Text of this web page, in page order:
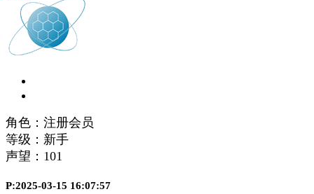
角色：注册会员
等级：新手
声望： 101
P:2025-03-15 16:07:57